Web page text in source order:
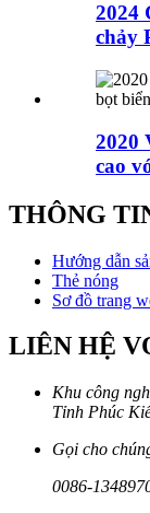
2024
chảy
2020
cao
THÔNG
Hướng dẫn
Thẻ nóng
Sơ đồ trang
LIÊN HỆ
Khu công
Tỉnh Phúc
Gọi cho
0086-